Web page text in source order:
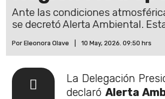
Ante las condiciones
se decretó Alerta Ambiental.
Por Eleonora Olave 10 May, 2026. 09:50 hrs
La Delegación
declaró Alerta